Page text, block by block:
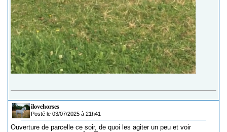
ilovehorses
Posté le 03/07/2025 à 21h41
Ouverture de parcelle ce soir, de quoi les agiter un peu et voir